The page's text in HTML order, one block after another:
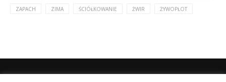
ZAPACH ZIMA ŚCIÓŁKOWANIE ŻWIR ŻYWOPŁOT